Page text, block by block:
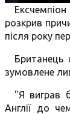
розкрив
після року
Британець
зумовлене
"Я виграв
Англії до